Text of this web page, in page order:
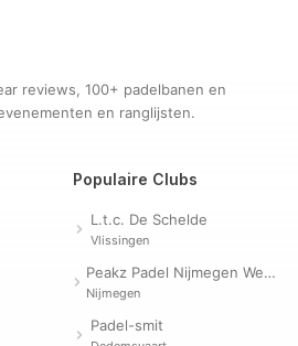
reviews, 100+ padelbanen en
en ranglijsten.
Populaire Clubs
L.t.c. De Schelde
Vlissingen
Peakz Padel Nijmegen Westerpark | Padelclub
Nijmegen
Padel-smit